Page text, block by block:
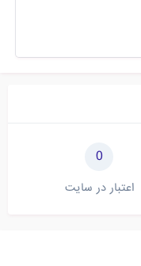
0
اعتبار در سایت